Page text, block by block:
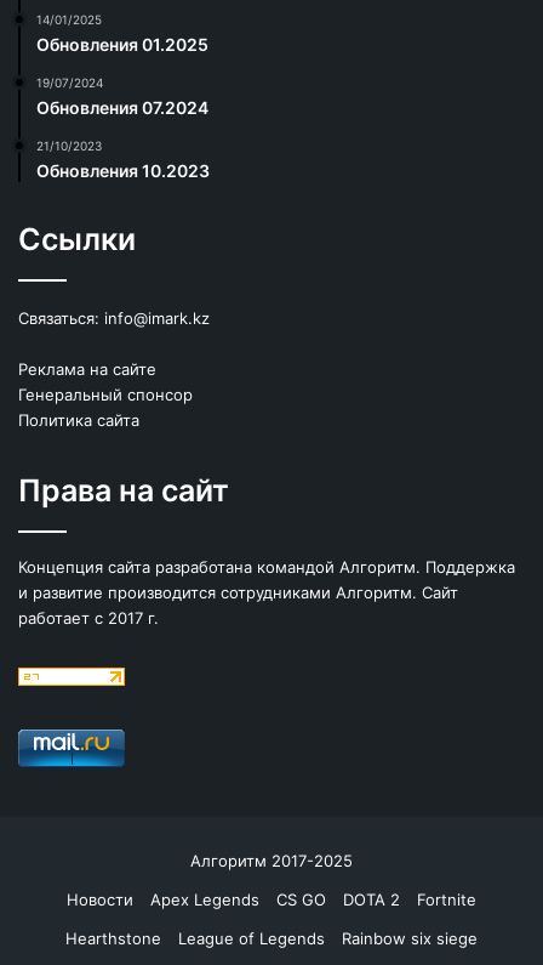
14/01/2025
Обновления 01.2025
19/07/2024
Обновления 07.2024
21/10/2023
Обновления 10.2023
Ссылки
Связаться: info@imark.kz
Реклама на сайте
Генеральный спонсор
Политика сайта
Права на сайт
Концепция сайта разработана командой Алгоритм. Поддержка
и развитие производится сотрудниками Алгоритм. Сайт
работает с 2017 г.
Алгоритм 2017-2025
Новости
Apex Legends CS GO DOTA 2
Fortnite
Hearthstone
League of Legends Rainbow six siege